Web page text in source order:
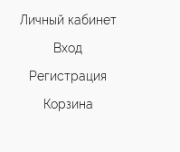
Личный кабинет
Вход
Регистрация
Корзина